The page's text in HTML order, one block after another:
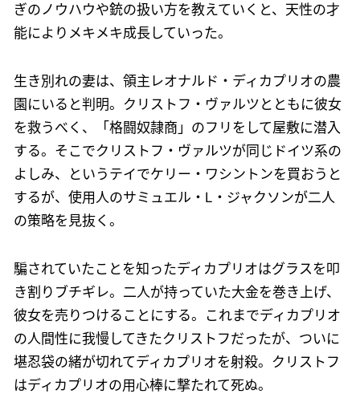
ぎのノウハウや銃の扱い方を教えていくと、天性の才
能によりメキメキ成長していった。
生き別れの妻は、領主レオナルド・ディカプリオの農
園にいると判明。クリストフ・ヴァルツとともに彼女
を救うべく、「格闘奴隷商」のフリをして屋敷に潜入
する。そこでクリストフ・ヴァルツが同じドイツ系の
よしみ、というテイでケリー・ワシントンを買おうと
するが、使用人のサミュエル・L・ジャクソンが二人
の策略を見抜く。
騙されていたことを知ったディカプリオはグラスを叩
き割りブチギレ。二人が持っていた大金を巻き上げ、
彼女を売りつけることにする。これまでディカプリオ
の人間性に我慢してきたクリストフだったが、ついに
堪忍袋の緒が切れてディカプリオを射殺。クリストフ
はディカプリオの用心棒に撃たれて死ぬ。